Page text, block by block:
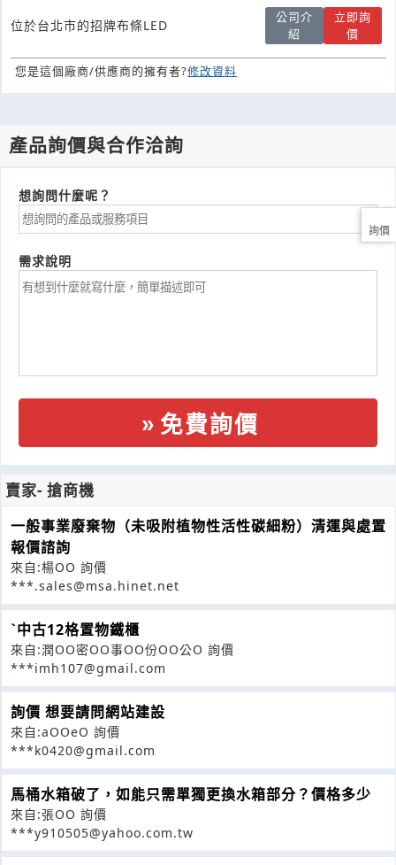
位於台北市的招牌布條LED
公司介
紹
立即詢
價
您是這個廠商/供應商的擁有者?修改資料
產品詢價與合作洽詢
想詢問什麼呢？
需求說明
免費詢價
賣家- 搶商機
一般事業廢棄物（未吸附植物性活性碳細粉）清運與處置
報價諮詢
來自:楊OO 詢價
***.sales@msa.hinet.net
ˋ中古12格置物鐵櫃
來自:潤OO密OO事OO份OO公O 詢價
***imh107@gmail.com
詢價 想要請問網站建設
來自:aOOeO 詢價
***k0420@gmail.com
馬桶水箱破了，如能只需單獨更換水箱部分？價格多少
來自:張OO 詢價
***y910505@yahoo.com.tw
詢價